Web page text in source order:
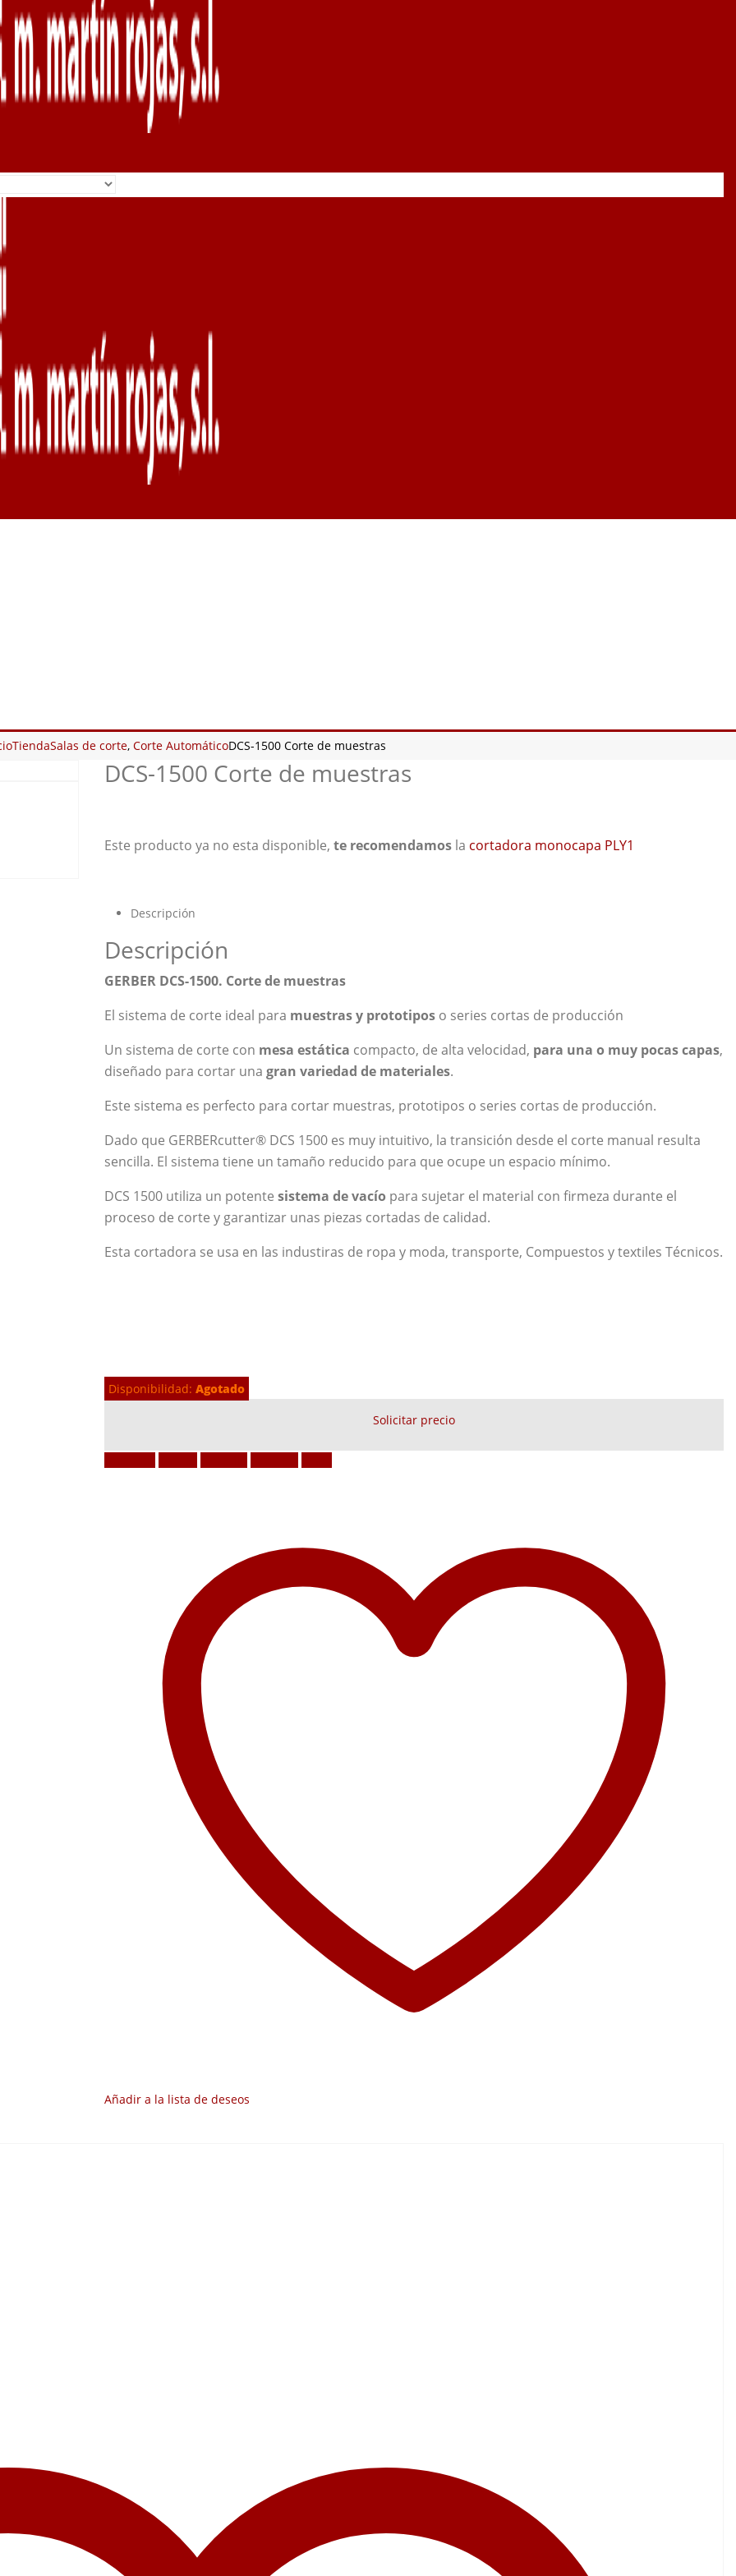
TiendaSalas de corte, Corte AutomáticoDCS-1500 Corte de muestras
DCS-1500 Corte de muestras
Este producto ya no esta disponible, te recomendamos la cortadora monocapa PLY1
Descripción
Descripción
GERBER DCS-1500. Corte de muestras
El sistema de corte ideal para muestras y prototipos o series cortas de producción
Un sistema de corte con mesa estática compacto, de alta velocidad, para una o muy pocas capas,
diseñado para cortar una gran variedad de materiales.
Este sistema es perfecto para cortar muestras, prototipos o series cortas de producción.
Dado que GERBERcutter® DCS 1500 es muy intuitivo, la transición desde el corte manual resulta
sencilla. El sistema tiene un tamaño reducido para que ocupe un espacio mínimo.
DCS 1500 utiliza un potente sistema de vacío para sujetar el material con firmeza durante el
proceso de corte y garantizar unas piezas cortadas de calidad.
Esta cortadora se usa en las industiras de ropa y moda, transporte, Compuestos y textiles Técnicos.
Disponibilidad: Agotado
Solicitar precio
Añadir a la lista de deseos